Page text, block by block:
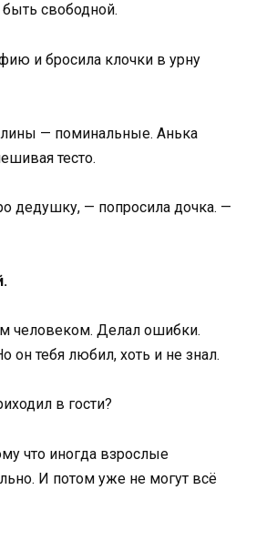
свободной.
и бросила клочки в урну
— поминальные. Анька
тесто.
дедушку, — попросила дочка. —
человеком. Делал ошибки.
он тебя любил, хоть и не знал.
в гости?
что иногда взрослые
И потом уже не могут всё